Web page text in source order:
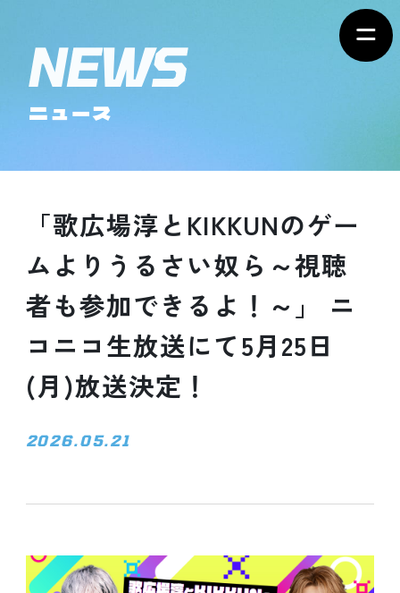
ニュース
「歌広場淳とKIKKUNのゲー
ムよりうるさい奴ら～視聴
者も参加できるよ！～」 ニ
コニコ生放送にて5月25日
(月)放送決定！
2026.05.21